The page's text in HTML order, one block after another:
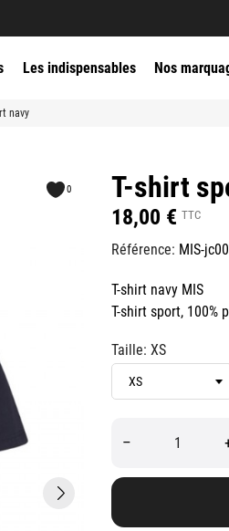
Les indispensables Nos
navy
0 T-shirt
18,00 € TTC
Référence: MIS-
T-shirt navy MIS
T-shirt sport, 100%
Taille: XS
–